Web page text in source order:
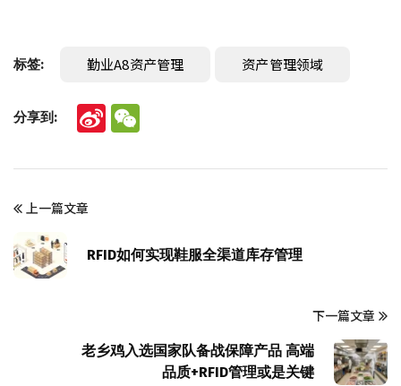
标签: 勤业A8资产管理 资产管理领域
分享到:
Weibo
上一篇文章
RFID如何实现鞋服全渠道库存管理
下一篇文章
老乡鸡入选国家队备战保障产品 高端
品质+RFID管理或是关键